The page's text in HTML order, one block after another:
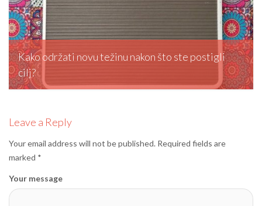
Kako održati novu težinu nakon što ste postigli
cilj?
Leave a Reply
Your email address will not be published. Required fields are
marked *
Your message